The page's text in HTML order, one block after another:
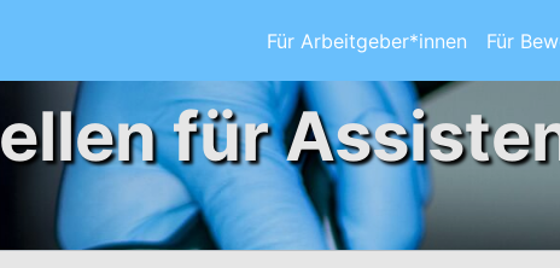
Für Arbeitgeber*innen Für
für